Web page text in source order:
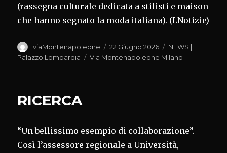
(rassegna culturale dedicata a stilisti e maison
che hanno segnato la moda italiana). (LNotizie)
Autore
viaMontenapoleone
Pubblicato
il
22 Giugno 2026 Categorie
NEWS |
Palazzo Lombardia
Tag
Via Montenapoleone Milano
RICERCA
“Un bellissimo esempio di collaborazione”.
Così l’assessore regionale a Università,